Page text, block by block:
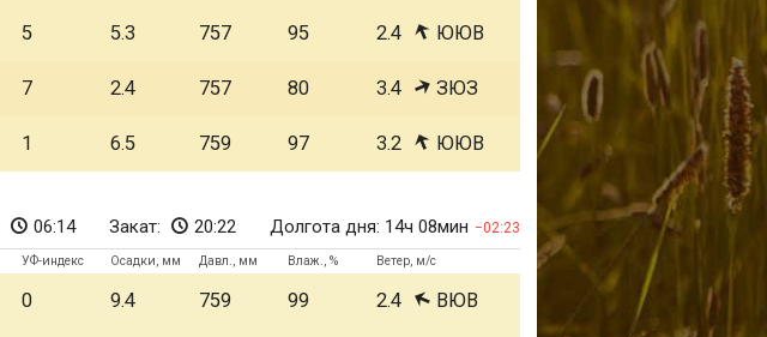
5 5.3 757 95 2.4 ЮЮВ
7 2.4 757 80 3.4 ЗЮЗ
1 6.5 759 97 3.2 ЮЮВ
06:14 Закат: 20:22 Долгота дня: 14ч 08мин 02:23
УФ-индекс Осадки, мм Давл., мм Влаж., % Ветер, м/с
0 9.4 759 99 2.4 ВЮВ